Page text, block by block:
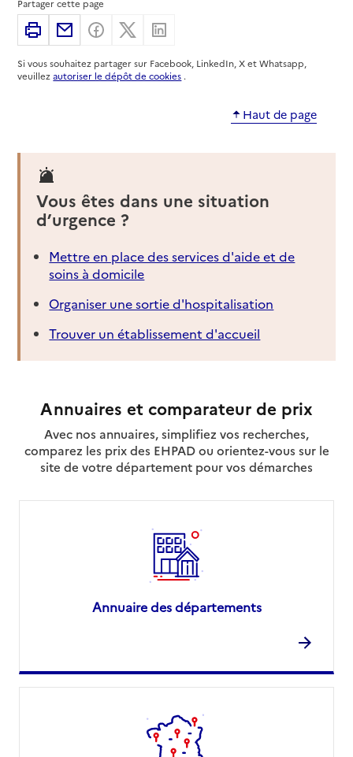
Partager cette page
ImprimerPartager par email
Partager sur Facebook
Partager sur X
Si vous souhaitez partager sur Facebook, LinkedIn, X et Whatsapp,
veuillezautoriser le dépôt de cookies .
Haut de page
Vous êtes dans une situation
d’urgence ?
Mettre en place des services d'aide et de
soins à domicile
Organiser une sortie d'hospitalisation
Trouver un établissement d'accueil
Annuaires et comparateur de prix
Avec nos annuaires, simplifiez vos recherches,
comparez les prix des EHPAD ou orientez-vous sur le
site de votre département pour vos démarches
Annuaire des départements